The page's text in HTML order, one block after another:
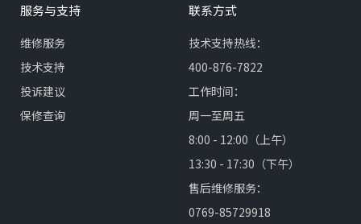
服务与支持
维修服务
技术支持
投诉建议
保修查询
联系方式
技术支持热线：
400-876-7822
工作时间：
周一至周五
8:00 - 12:00（上午）
13:30 - 17:30（下午）
售后维修服务：
0769-85729918